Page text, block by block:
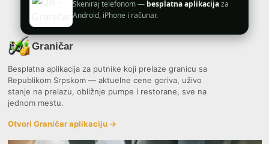
Skeniraj telefonom — besplatna aplikacijaza
Android, iPhone i računar.
Graničar
Besplatna aplikacija za putnike koji prelaze granicu sa
Republikom Srpskom — aktuelne cene goriva, uživo
stanje na prelazu, obližnje pumpe i restorane, sve na
jednom mestu.
Otvori Graničar aplikaciju →